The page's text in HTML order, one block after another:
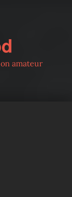
amateur